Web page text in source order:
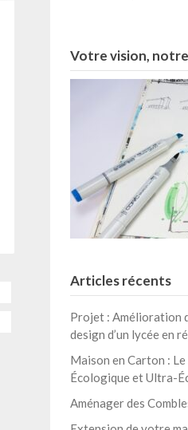
Votre vision,
Articles récents
Projet : Amélioration
design d’un lycée en
Maison en Carton :
Écologique et Ultra-
Aménager des